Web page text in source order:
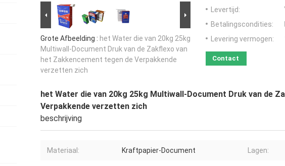
Grote Afbeelding : het Water die van 20kg 25kg
Multiwall-Document Druk van de Zakflexo van
het Zakkencement tegen de Verpakkende
verzetten zich
Levertijd:
Betalingscondities:
Levering vermogen:
Contact
het Water die van 20kg 25kg Multiwall-Document Druk van de
Verpakkende verzetten zich
beschrijving
Materiaal: Kraftpapier-Document Lagen: